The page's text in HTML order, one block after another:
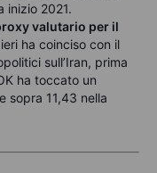
inizio 2021.
valutario per il
ha coinciso con il
sull’Iran, prima
ha toccato un
sopra 11,43 nella